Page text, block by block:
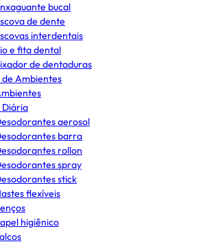
bucal
de dente
interdentais
e fita dental
de dentaduras
de Ambientes
Diária
aerosol
barra
rollon
spray
stick
flexíveis
higiênico